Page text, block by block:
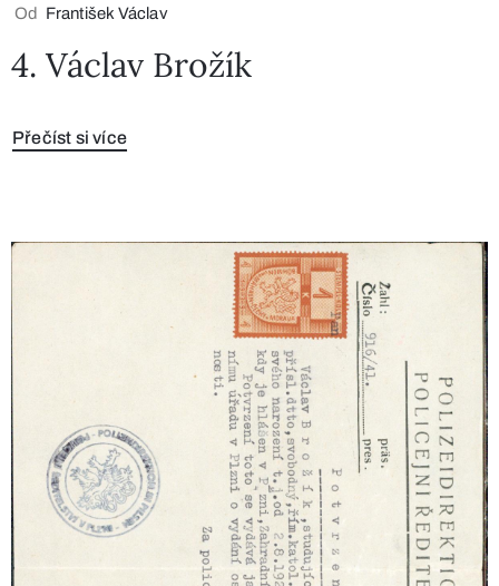
Od
František Václav
4. Václav Brožík
Přečíst si více